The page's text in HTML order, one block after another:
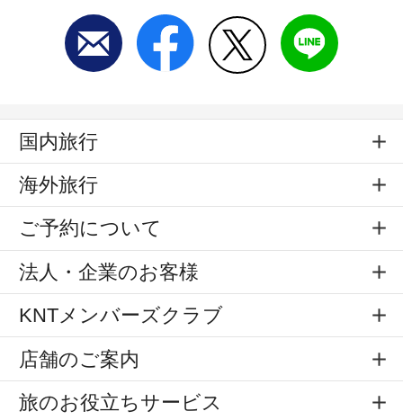
国内旅行
海外旅行
ご予約について
法人・企業のお客様
KNTメンバーズクラブ
店舗のご案内
旅のお役立ちサービス